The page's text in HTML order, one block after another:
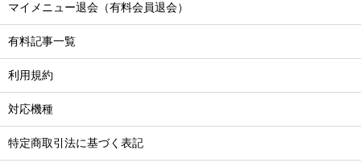
マイメニュー退会（有料会員退会）
有料記事一覧
利用規約
対応機種
特定商取引法に基づく表記